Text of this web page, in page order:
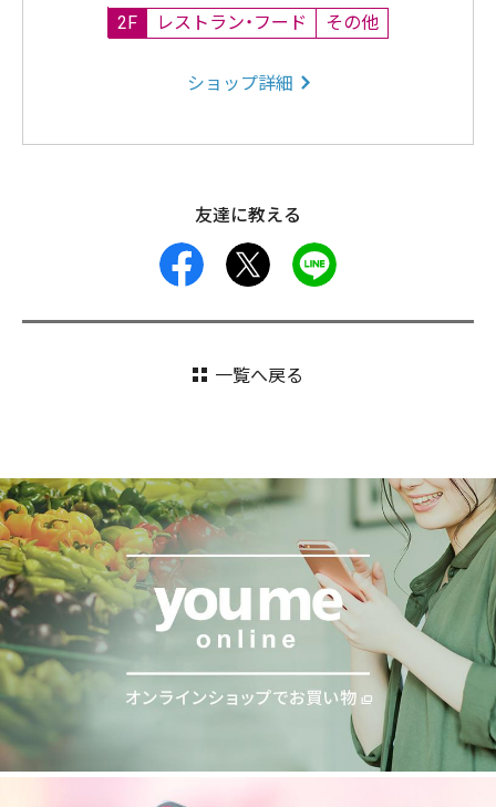
2F レストラン・フード その他
ショップ詳細
友達に教える
facebook
一覧へ戻る